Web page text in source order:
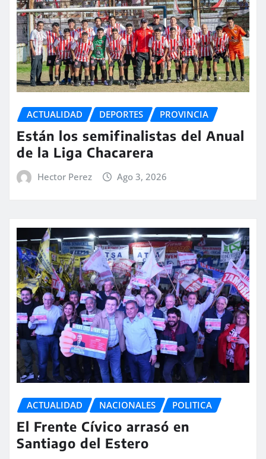
ACTUALIDAD DEPORTES PROVINCIA
Están los semifinalistas del Anual
de la Liga Chacarera
Hector Perez Ago 3, 2026
ACTUALIDAD NACIONALES POLITICA
El Frente Cívico arrasó en
Santiago del Estero